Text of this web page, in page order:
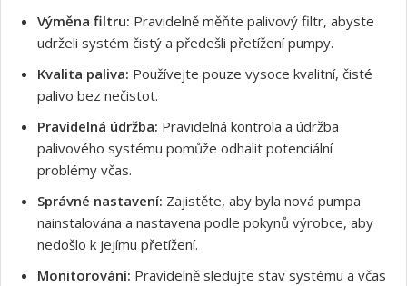
Výměna filtru: Pravidelně měňte palivový filtr, abyste
udrželi systém čistý a předešli přetížení pumpy.
Kvalita paliva: Používejte pouze vysoce kvalitní, čisté
palivo bez nečistot.
Pravidelná údržba: Pravidelná kontrola a údržba
palivového systému pomůže odhalit potenciální
problémy včas.
Správné nastavení: Zajistěte, aby byla nová pumpa
nainstalována a nastavena podle pokynů výrobce, aby
nedošlo k jejímu přetížení.
Monitorování: Pravidelně sledujte stav systému a včas
Souhlasím s GDPR